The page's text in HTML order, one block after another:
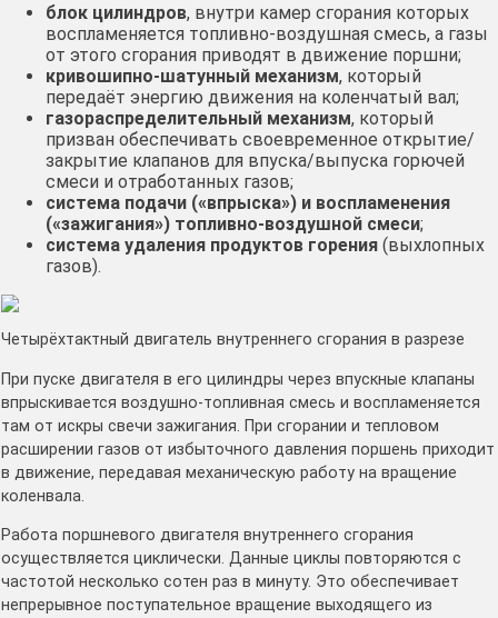
блок цилиндров, внутри камер сгорания которых
воспламеняется топливно-воздушная смесь, а газы
от этого сгорания приводят в движение поршни;
кривошипно-шатунный механизм, который
передаёт энергию движения на коленчатый вал;
газораспределительный механизм, который
призван обеспечивать своевременное открытие/
закрытие клапанов для впуска/выпуска горючей
смеси и отработанных газов;
система подачи («впрыска») и воспламенения
(«зажигания») топливно-воздушной смеси;
система удаления продуктов горения (выхлопных
газов).
Четырёхтактный двигатель внутреннего сгорания в разрезе
При пуске двигателя в его цилиндры через впускные клапаны
впрыскивается воздушно-топливная смесь и воспламеняется
там от искры свечи зажигания. При сгорании и тепловом
расширении газов от избыточного давления поршень приходит
в движение, передавая механическую работу на вращение
коленвала.
Работа поршневого двигателя внутреннего сгорания
осуществляется циклически. Данные циклы повторяются с
частотой несколько сотен раз в минуту. Это обеспечивает
непрерывное поступательное вращение выходящего из